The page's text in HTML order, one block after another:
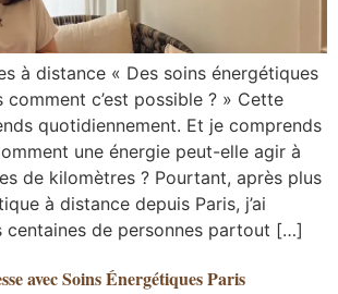
à distance « Des soins énergétiques
comment c’est possible ? » Cette
quotidiennement. Et je comprends
une énergie peut-elle agir à
de kilomètres ? Pourtant, après plus
à distance depuis Paris, j’ai
centaines de personnes partout […]
avec Soins Énergétiques Paris